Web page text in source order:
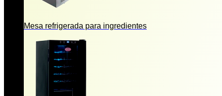
Mesa refrigerada para ingredientes